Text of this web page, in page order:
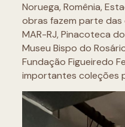
Noruega, Romênia,
obras fazem parte das
MAR-RJ, Pinacoteca
Museu Bispo do
Fundação Figueiredo
importantes coleções